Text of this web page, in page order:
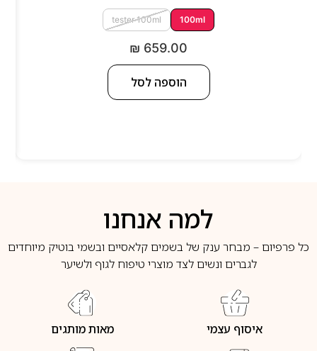
100ml
tester 100ml
₪ 659.00
הוספה לסל
למה אנחנו
כל פרפיום – מבחר ענק של בשמים קלאסיים ובשמי בוטיק מיוחדים
לגברים ונשים לצד מוצרי טיפוח לגוף ולשיער
איסוף עצמי מאות מותגים